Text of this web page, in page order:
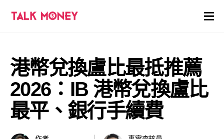
證券商評價
各種投資產品戶口
港幣兌換盧比最抵推薦
2026：IB 港幣兌換盧比
最平、銀行手續費